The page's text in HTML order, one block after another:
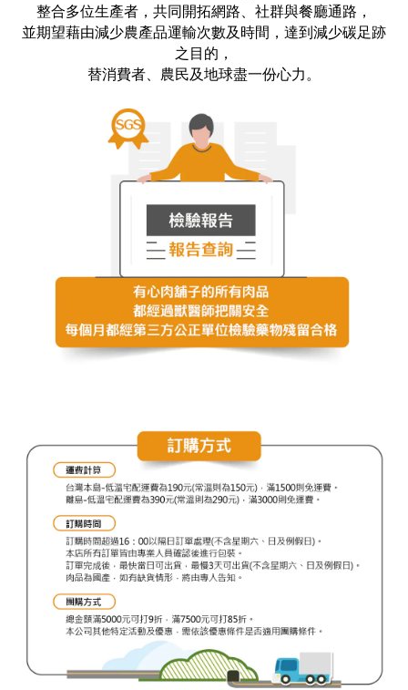
整合多位生產者，共同開拓網路、社群與餐廳通路，
並期望藉由減少農產品運輸次數及時間，達到減少碳足跡
之目的，
替消費者、農民及地球盡一份心力。